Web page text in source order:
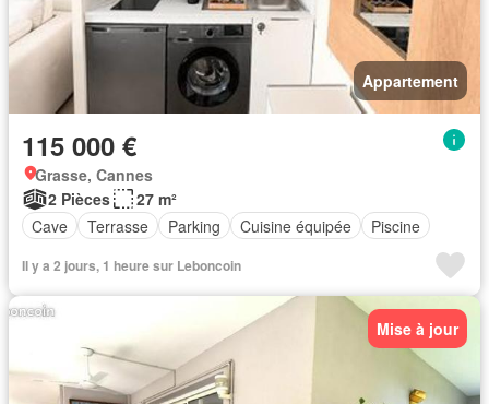
Appartement
115 000 €
Grasse, Cannes
2 Pièces
27 m²
Cave
Terrasse Parking Cuisine équipée Piscine
Il y a 2 jours, 1 heure sur Leboncoin
Mise à jour